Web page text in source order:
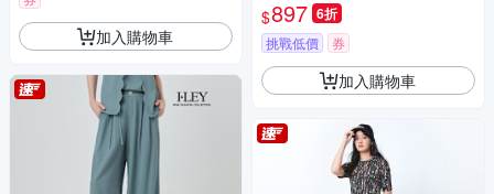
加入購物車
$897 6折
挑戰低價 券
加入購物車